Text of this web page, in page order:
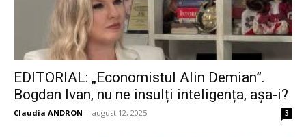
EDITORIAL: „Economistul Alin Demian”.
Bogdan Ivan, nu ne insulți inteligența, așa-i?
Claudia ANDRON - august 12, 2025 3